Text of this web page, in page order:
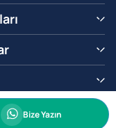
Whatsapp
Bize Yazın